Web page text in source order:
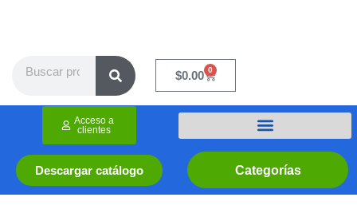
$0.00 0
Cart
Categorías
Descargar catálogo
Acceso a
clientes